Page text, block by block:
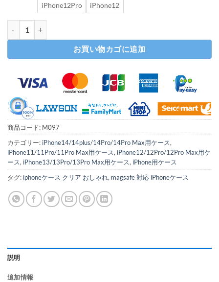
iPhone12Pro
iPhone12
お買い物カゴに追加
商品コード: M097
カテゴリー: iPhone14/14plus/14Pro/14Pro Max用ケース,
iPhone11/11Pro/11Pro Max用ケース, iPhone12/12Pro/12Pro Max用ケ
ース, iPhone13/13Pro/13Pro Max用ケース, iPhone用ケース
タグ: iphoneケース クリア おしゃれ, magsafe 対応 iPhoneケース
説明
追加情報